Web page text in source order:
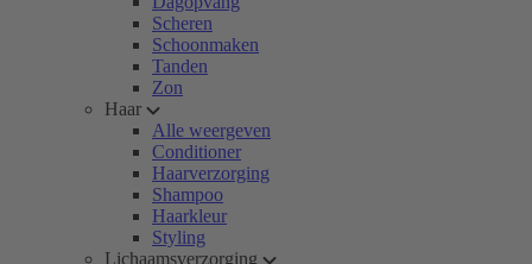
Scheren
Schoonmaken
Tanden
Zon
Haar
Alle weergeven
Conditioner
Haarverzorging
Shampoo
Haarkleur
Styling
Lichaamsverzorging